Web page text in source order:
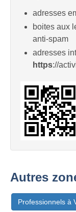
adresses
boites aux
anti-spam
adresses
https://
Autres
Professionnels à